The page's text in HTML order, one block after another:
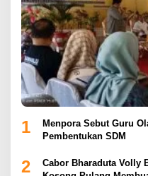
1
Menpora Sebut Guru
Pembentukan SDM
2
Cabor Bharaduta Volly